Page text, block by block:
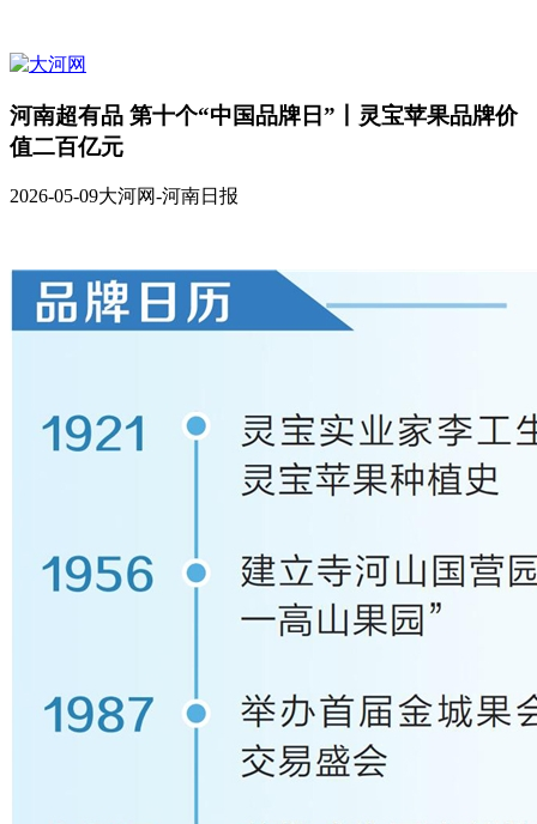
河南超有品 第十个“中国品牌日”丨灵宝苹果品牌价
值二百亿元
2026-05-09大河网-河南日报